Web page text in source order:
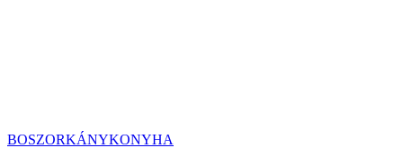
BOSZORKÁNYKONYHA